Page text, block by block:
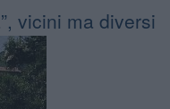
vicini ma diversi